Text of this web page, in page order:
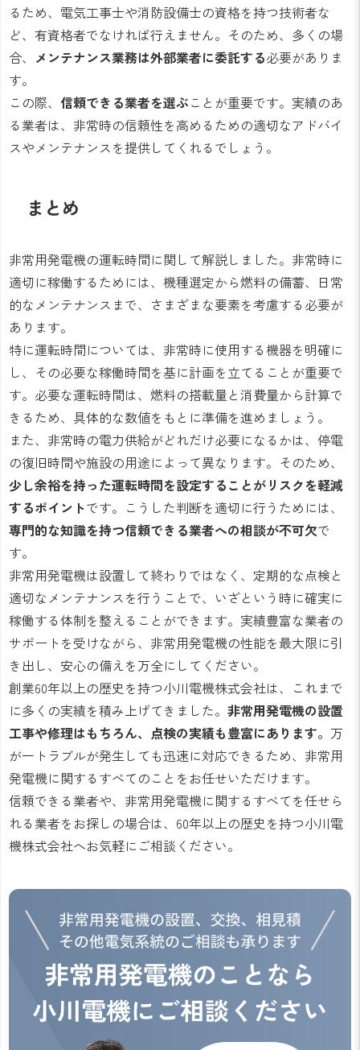
るため、電気工事士や消防設備士の資格を持つ技術者な
ど、有資格者でなければ行えません。そのため、多くの場
合、 メンテナンス業務は外部業者に委託する必要がありま
す。
この際、 信頼できる業者を選ぶことが重要です。実績のあ
る業者は、非常時の信頼性を高めるための適切なアドバイ
スやメンテナンスを提供してくれるでしょう。
まとめ
非常用発電機の運転時間に関して解説しました。非常時に
適切に稼働するためには、機種選定から燃料の備蓄、日常
的なメンテナンスまで、さまざまな要素を考慮する必要が
あります。
特に運転時間については、非常時に使用する機器を明確に
し、その必要な稼働時間を基に計画を立てることが重要で
す。必要な運転時間は、燃料の搭載量と消費量から計算で
きるため、具体的な数値をもとに準備を進めましょう。
また、非常時の電力供給がどれだけ必要になるかは、停電
の復旧時間や施設の用途によって異なります。そのため、
少し余裕を持った運転時間を設定することがリスクを軽減
するポイントです。こうした判断を適切に行うためには、
専門的な知識を持つ信頼できる業者への相談が不可欠で
す。
非常用発電機は設置して終わりではなく、定期的な点検と
適切なメンテナンスを行うことで、いざという時に確実に
稼働する体制を整えることができます。実績豊富な業者の
サポートを受けながら、非常用発電機の性能を最大限に引
き出し、安心の備えを万全にしてください。
創業60年以上の歴史を持つ小川電機株式会社は、これまで
に多くの実績を積み上げてきました。 非常用発電機の設置
工事や修理はもちろん、点検の実績も豊富にあります。 万
が一トラブルが発生しても迅速に対応できるため、非常用
発電機に関するすべてのことをお任せいただけます。
信頼できる業者や、非常用発電機に関するすべてを任せら
れる業者をお探しの場合は、60年以上の歴史を持つ小川電
機株式会社へお気軽にご相談ください。